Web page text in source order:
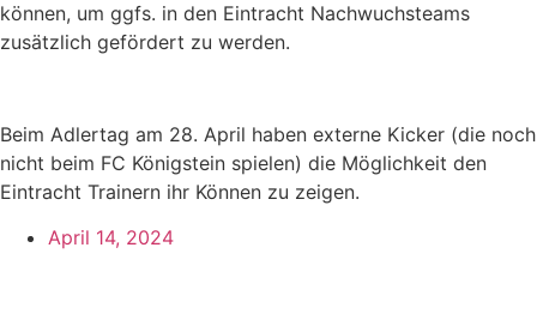
können, um ggfs. in den Eintracht Nachwuchsteams
zusätzlich gefördert zu werden.
Beim Adlertag am 28. April haben externe Kicker (die noch
nicht beim FC Königstein spielen) die Möglichkeit den
Eintracht Trainern ihr Können zu zeigen.
April 14, 2024